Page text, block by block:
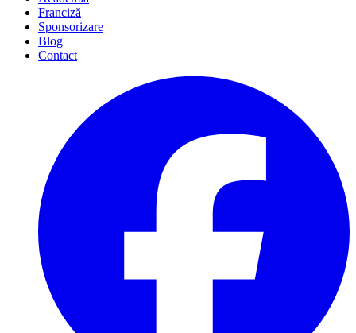
Franciză
Sponsorizare
Blog
Contact